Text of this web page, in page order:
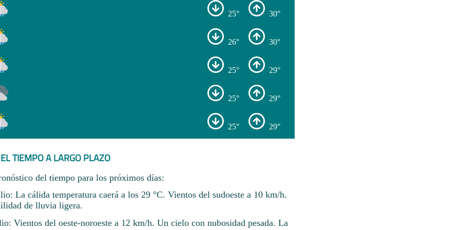
25° 30°
26° 30°
25° 29°
25° 29°
25° 29°
TIEMPO A LARGO PLAZO
del tiempo para los próximos días:
La cálida temperatura caerá a los 29 °C. Vientos del sudoeste a 10 km/h.
de lluvia ligera.
Vientos del oeste-noroeste a 12 km/h. Un cielo con nubosidad pesada. La